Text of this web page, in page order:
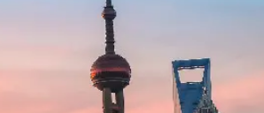
Наши отзывы